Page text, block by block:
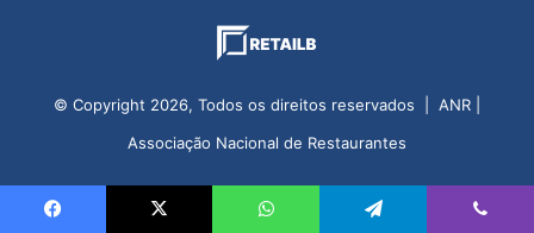
© Copyright 2026, Todos os direitos reservados | ANR |
Associação Nacional de Restaurantes